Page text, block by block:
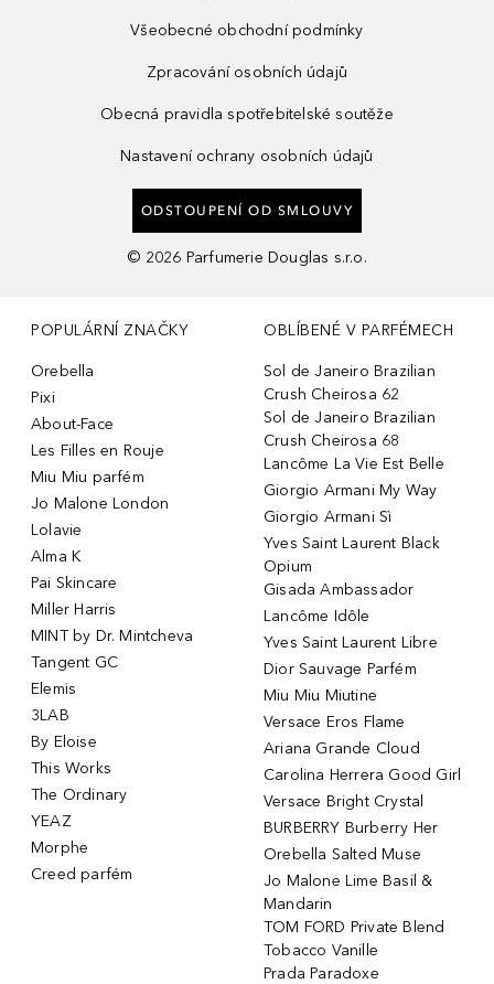
Všeobecné obchodní podmínky
Zpracování osobních údajů
Obecná pravidla spotřebitelské soutěže
Nastavení ochrany osobních údajů
ODSTOUPENÍ OD SMLOUVY
© 2026 Parfumerie Douglas s.r.o.
POPULÁRNÍ ZNAČKY
Orebella
Pixi
About-Face
Les Filles en Rouje
Miu Miu parfém
Jo Malone London
Lolavie
Alma K
Pai Skincare
Miller Harris
MINT by Dr. Mintcheva
Tangent GC
Elemis
3LAB
By Eloise
This Works
The Ordinary
YEAZ
Morphe
Creed parfém
OBLÍBENÉ V PARFÉMECH
Sol de Janeiro Brazilian
Crush Cheirosa 62
Sol de Janeiro Brazilian
Crush Cheirosa 68
Lancôme La Vie Est Belle
Giorgio Armani My Way
Giorgio Armani Sì
Yves Saint Laurent Black
Opium
Gisada Ambassador
Lancôme Idôle
Yves Saint Laurent Libre
Dior Sauvage Parfém
Miu Miu Miutine
Versace Eros Flame
Ariana Grande Cloud
Carolina Herrera Good Girl
Versace Bright Crystal
BURBERRY Burberry Her
Orebella Salted Muse
Jo Malone Lime Basil &
Mandarin
TOM FORD Private Blend
Tobacco Vanille
Prada Paradoxe